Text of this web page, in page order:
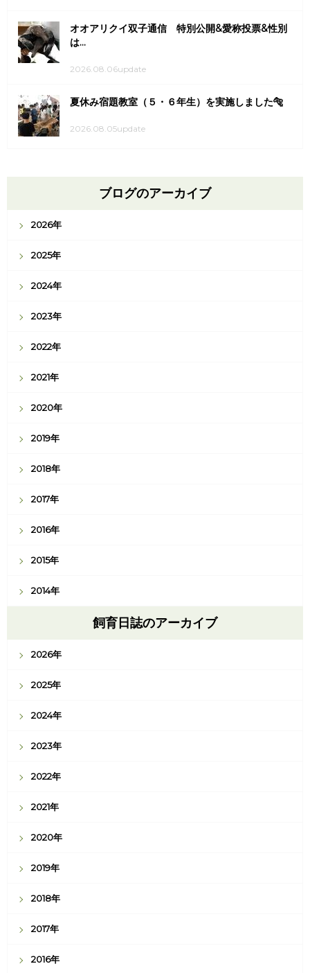
オオアリクイ双子通信 特別公開&愛称投票&性別
は...
2026.08.06update
夏休み宿題教室（５・６年生）を実施しました🐅
2026.08.05update
ブログのアーカイブ
2026年
2025年
2024年
2023年
2022年
2021年
2020年
2019年
2018年
2017年
2016年
2015年
2014年
飼育日誌のアーカイブ
2026年
2025年
2024年
2023年
2022年
2021年
2020年
2019年
2018年
2017年
2016年